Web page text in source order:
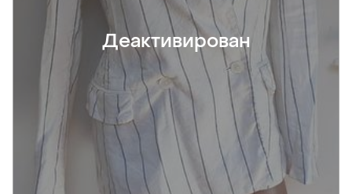
Деактивирован